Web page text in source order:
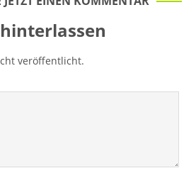
veröffentlicht.